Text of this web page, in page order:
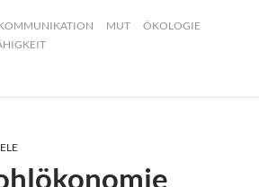
MUT
ÖKOLOGIE